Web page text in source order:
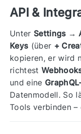
API &
Unter Settings →
Keys (über +
kopieren, er wird
richtest
und eine
Datenmodell. So
Tools verbinden –